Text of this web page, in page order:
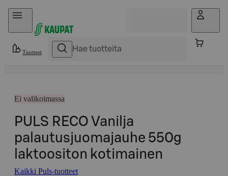
Hyppää sisältöön
Tuotteet
Ei valikoimassa
PULS RECO Vanilja
palautusjuomajauhe 550g
laktoositon kotimainen
Kaikki Puls-tuotteet